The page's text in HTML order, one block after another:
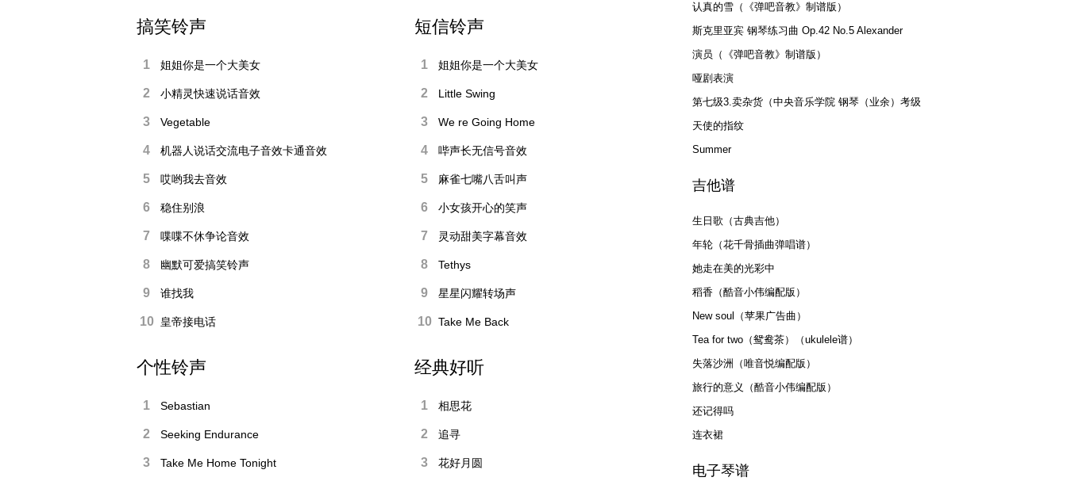
搞笑铃声
1 姐姐你是一个大美女
2 小精灵快速说话音效
3 Vegetable
4 机器人说话交流电子音效卡通音效
5 哎哟我去音效
6 稳住别浪
7 喋喋不休争论音效
8 幽默可爱搞笑铃声
9 谁找我
10 皇帝接电话
个性铃声
1 Sebastian
2 Seeking Endurance
3 Take Me Home Tonight
短信铃声
1 姐姐你是一个大美女
2 Little Swing
3 We re Going Home
4 哔声长无信号音效
5 麻雀七嘴八舌叫声
6 小女孩开心的笑声
7 灵动甜美字幕音效
8 Tethys
9 星星闪耀转场声
10 Take Me Back
经典好听
1 相思花
2 追寻
3 花好月圆
认真的雪（《弹吧音教》制谱版）
斯克里亚宾 钢琴练习曲 Op.42 No.5 Alexander
Scriabin Etudes
演员（《弹吧音教》制谱版）
哑剧表演
第七级3.卖杂货（中央音乐学院 钢琴（业余）考级
教程 7-9级）
天使的指纹
Summer
吉他谱
生日歌（古典吉他）
年轮（花千骨插曲弹唱谱）
她走在美的光彩中
稻香（酷音小伟编配版）
New soul（苹果广告曲）
Tea for two（鸳鸯茶）（ukulele谱）
失落沙洲（唯音悦编配版）
旅行的意义（酷音小伟编配版）
还记得吗
连衣裙
电子琴谱